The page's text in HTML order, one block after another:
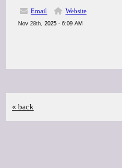
Email Website
Nov 28th, 2025 - 6:09 AM
« back